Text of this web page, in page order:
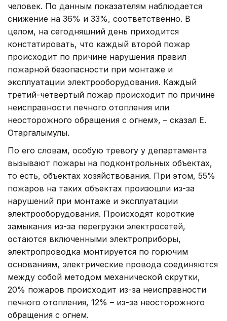
человек. По данным показателям наблюдается
снижение на 36% и 33%, соответственно. В
целом, на сегодняшний день приходится
констатировать, что каждый второй пожар
происходит по причине нарушения правил
пожарной безопасности при монтаже и
эксплуатации электрооборудования. Каждый
третий-четвертый пожар происходит по причине
неисправности печного отопления или
неосторожного обращения с огнем», – сказал Е.
Отаргалымулы.
По его словам, особую тревогу у департамента
вызывают пожары на подконтрольных объектах,
то есть, объектах хозяйствования. При этом, 55%
пожаров на таких объектах произошли из-за
нарушений при монтаже и эксплуатации
электрооборудования. Происходят короткие
замыкания из-за перегрузки электросетей,
остаются включенными электроприборы,
электропроводка монтируется по горючим
основаниям, электрические провода соединяются
между собой методом механической скрутки,
20% пожаров происходит из-за неисправности
печного отопления, 12% – из-за неосторожного
обращения с огнем.